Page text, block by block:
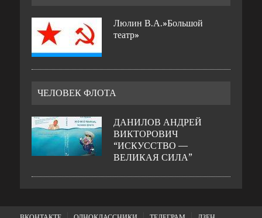
Люлин В.А.»Большой
театр»
ЧЕЛОВЕК ФЛОТА
ДАНИЛОВ АНДРЕЙ
ВИКТОРОВИЧ
“ИСКУССТВО —
ВЕЛИКАЯ СИЛА”